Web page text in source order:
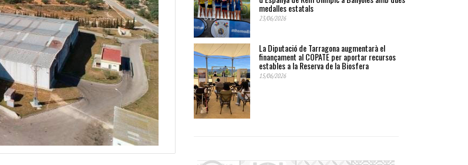
medalles estatals
23/06/2026
La Diputació de Tarragona augmentarà el
finançament al COPATE per aportar recursos
estables a la Reserva de la Biosfera
15/06/2026